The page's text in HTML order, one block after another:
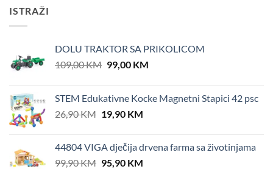
ISTRAŽI
DOLU TRAKTOR SA PRIKOLICOM
109,00KM Original
109,00 KM.
99,00 KMCurrent
99,00 KM.
STEM Edukativne Kocke Magnetni Stapici 42 psc
26,90KM Original
26,90 KM.
19,90 KMCurrent
19,90 KM.
44804 VIGA dječija drvena farma sa životinjama
99,90KM Original
95,90 KMCurrent